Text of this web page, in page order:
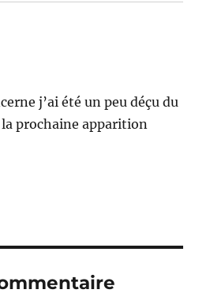
j’ai été un peu déçu du
prochaine apparition